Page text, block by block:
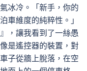
冰冷。「新手，你的
車維度的純粹性。」
，讓我看到了一絲愚
是遙控器的裝置，對
子從牆上脫落，在空